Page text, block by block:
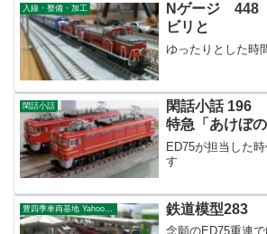
入線・整備・加工
Nゲージ 448
ビリと
ゆったりとした時
閑話小話
閑話小話 196
特急「あけぼの
ED75が担当した
す
鉄道模型283
念願のED75重連